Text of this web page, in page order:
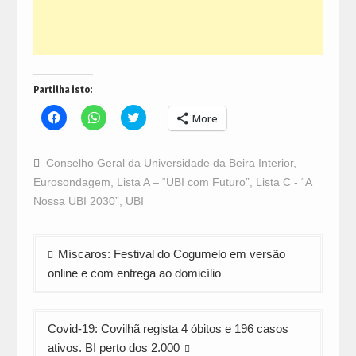
Partilha isto:
Click
to
Facebook
(Opens
in
new
window)
Click
to
WhatsApp
(Opens
in
new
window)
Click
to
Twitter
(Opens
in
new
window)
More
Conselho Geral da Universidade da Beira Interior,
Eurosondagem
Lista A – “UBI com Futuro”
Lista C - “A
Nossa UBI 2030”
UBI
Navegação
de
Míscaros: Festival do Cogumelo em versão
online e com entrega ao domicílio
Covid-19: Covilhã regista 4 óbitos e 196 casos
ativos. BI perto dos 2.000